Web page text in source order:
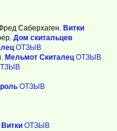
Саберхаген. Витки
Дом скитальцев
ОТЗЫВ
Мельмот Скиталец ОТЗЫВ
ОТЗЫВ
Витки ОТЗЫВ